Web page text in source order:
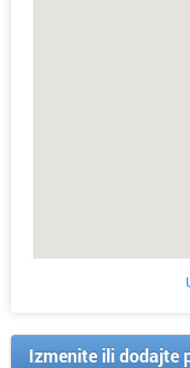
Izmenite ili dodajte